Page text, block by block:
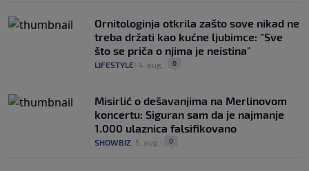
Ornitologinja otkrila zašto sove nikad ne
treba držati kao kućne ljubimce: "Sve
što se priča o njima je neistina"
LIFESTYLE 4. aug. 0
Misirlić o dešavanjima na Merlinovom
koncertu: Siguran sam da je najmanje
1.000 ulaznica falsifikovano
SHOWBIZ 5. aug. 0